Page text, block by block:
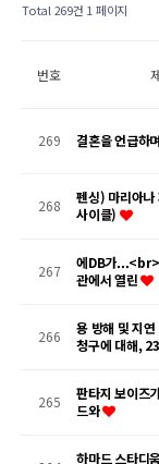
Total 269건 1 페이지
번호
269 결혼을 언급하
268
펜싱) 마리아
사이클)
267
에DB가
관에서 열린
266
용 방해 및 지
청구에 대해,
265
판타지 보이즈
드와
하마드 스타디